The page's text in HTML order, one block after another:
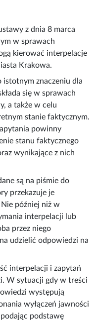
z dnia 8 marca
w sprawach
kierować interpelacje
Krakowa.
istotnym znaczeniu dla
się w sprawach
a także w celu
stanie faktycznym.
powinny
stanu faktycznego
wynikające z nich
są na piśmie do
przekazuje je
później niż w
interpelacji lub
przez niego
udzielić odpowiedzi na
interpelacji i zapytań
W sytuacji gdy w treści
występują
wyłączeń jawności
podstawę